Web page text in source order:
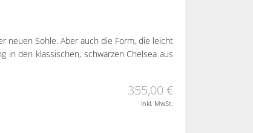
neuen Sohle. Aber auch die Form, die leicht
in den klassischen, schwarzen Chelsea aus
355,00 €
inkl. MwSt.